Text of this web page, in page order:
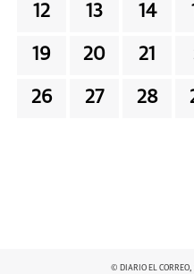
12 13 14
19 20 21
26 27 28
© DIARIO EL